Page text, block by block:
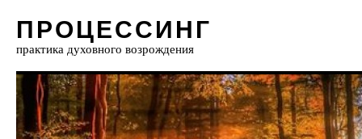
ПРОЦЕССИНГ
практика духовного возрождения